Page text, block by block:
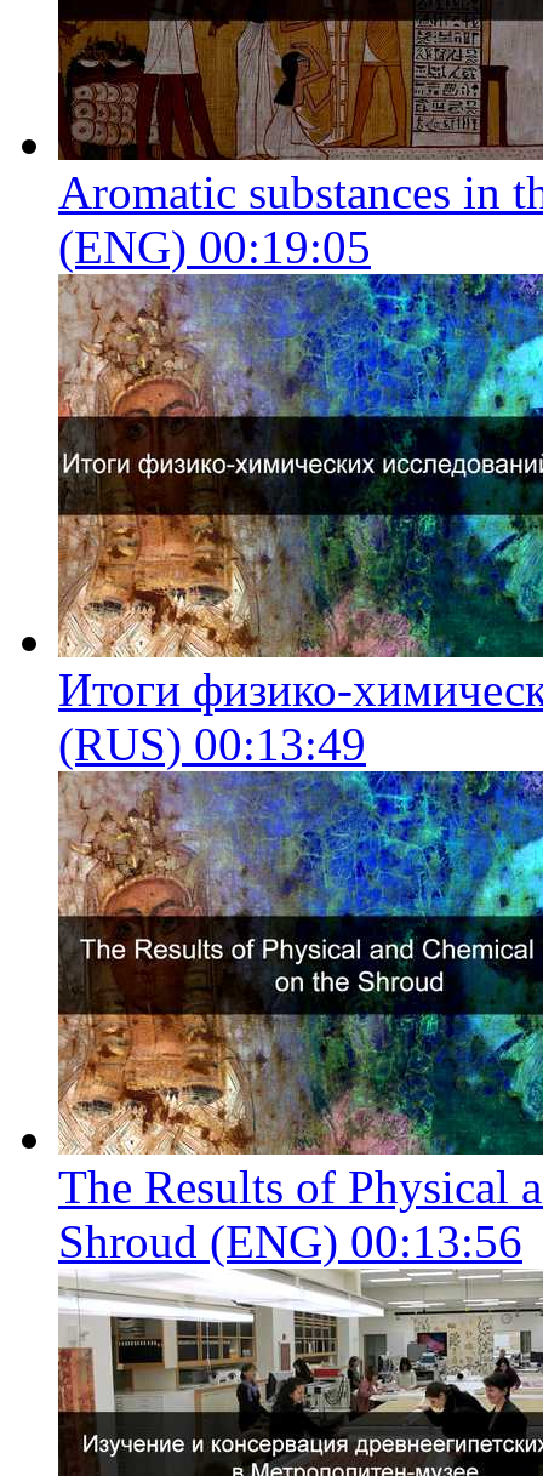
Aromatic substances in
(ENG) 00:19:05
Итоги физико-
(RUS) 00:13:49
The Results of Physical
Shroud (ENG) 00:13:56